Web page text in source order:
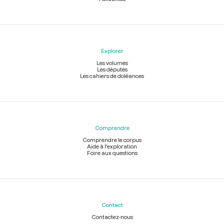
Explorer
Les volumes
Les députés
Les cahiers de doléances
Comprendre
Comprendre le corpus
Aide à l'exploration
Foire aux questions
Contact
Contactez-nous